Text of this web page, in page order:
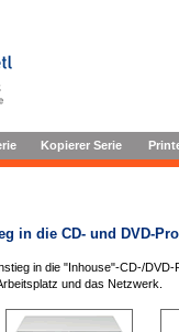
Kopierer Serie
in die CD- und DVD-
in die "Inhouse"-CD-/
und das Netzwerk.